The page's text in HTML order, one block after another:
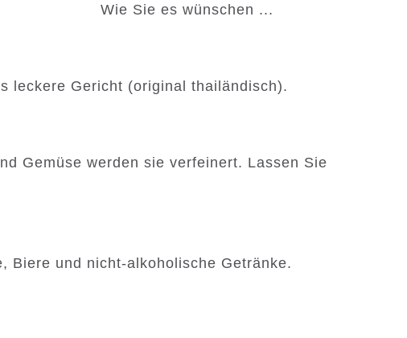
Wie Sie es wünschen ...
leckere Gericht (original thailändisch).
Gemüse werden sie verfeinert. Lassen Sie
Biere und nicht-alkoholische Getränke.